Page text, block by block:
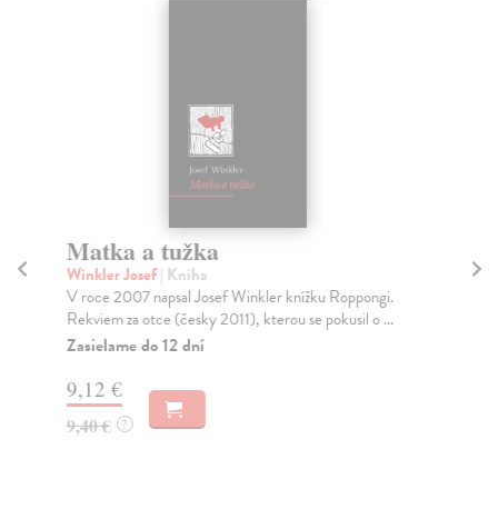
Matka a tužka
Winkler Josef| Kniha
V roce 2007 napsal Josef Winkler knížku Roppongi.
Rekviem za otce (česky 2011), kterou se pokusil o ...
Zasielame do 12 dní
9,12 €
9,40 € ?